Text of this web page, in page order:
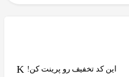
این کد تخفیف رو پرینت کن!